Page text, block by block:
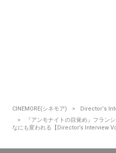
CINEMORE(シネモア)
Director‘s
『アンモナイトの目覚め』フラ
なにも変われる【Director’s Interview